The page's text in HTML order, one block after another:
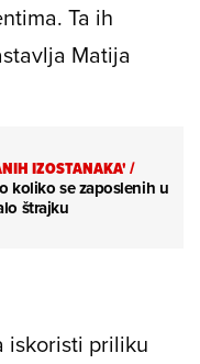
Ta ih
Matija
IZOSTANAKA'/
koliko se zaposlenih u
štrajku
iskoristi priliku